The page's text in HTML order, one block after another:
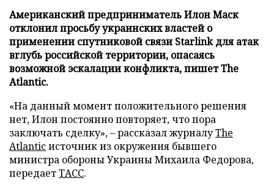
Американский предприниматель Илон Маск
отклонил просьбу украинских властей о
применении спутниковой связи Starlink для атак
вглубь российской территории, опасаясь
возможной эскалации конфликта, пишет The
Atlantic.
«На данный момент положительного решения
нет, Илон постоянно повторяет, что пора
заключать сделку», – рассказал журналуThe
Atlanticисточник из окружения бывшего
министра обороны Украины Михаила Федорова,
передаетТАСС.